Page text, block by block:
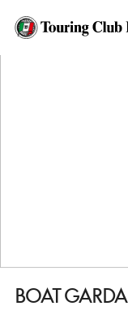
HOME
BOAT GARDA